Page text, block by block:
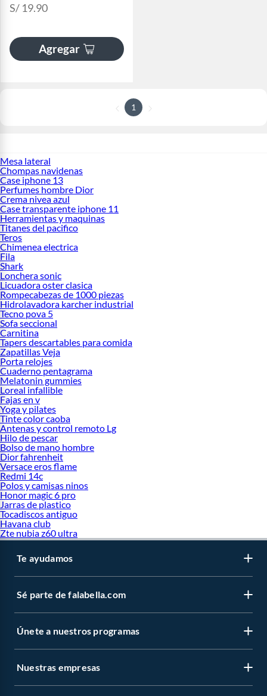
S/ 19.90
Agregar
1
Mesa lateral
Chompas navidenas
Case iphone 13
Perfumes hombre Dior
Crema nivea azul
Case transparente iphone 11
Herramientas y maquinas
Titanes del pacifico
Teros
Chimenea electrica
Fila
Shark
Lonchera sonic
Licuadora oster clasica
Rompecabezas de 1000 piezas
Hidrolavadora karcher industrial
Tecno pova 5
Sofa seccional
Carnitina
Tapers descartables para comida
Zapatillas Veja
Porta relojes
Cuaderno pentagrama
Melatonin gummies
Loreal infallible
Fajas en v
Yoga y pilates
Tinte color caoba
Antenas y control remoto Lg
Hilo de pescar
Bolso de mano hombre
Dior fahrenheit
Versace eros flame
Redmi 14c
Polos y camisas ninos
Honor magic 6 pro
Jarras de plastico
Tocadiscos antiguo
Havana club
Zte nubia z60 ultra
Te ayudamos
Sé parte de falabella.com
Únete a nuestros programas
Nuestras empresas